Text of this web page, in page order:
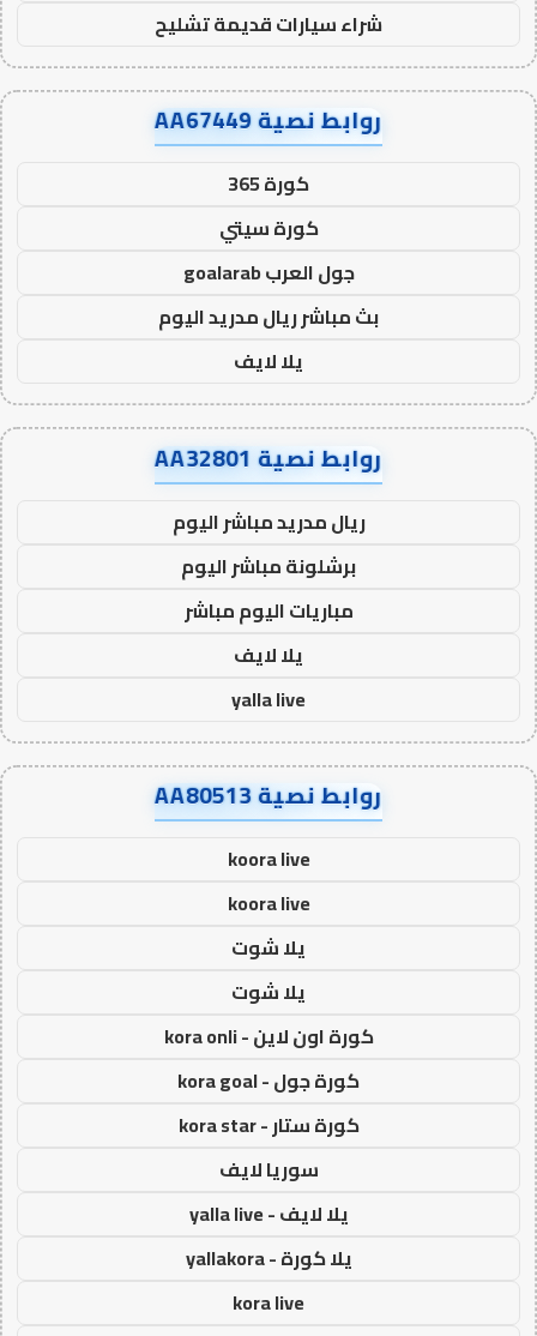
شراء سيارات قديمة تشليح
روابط نصية AA67449
كورة 365
كورة سيتي
جول العرب goalarab
بث مباشر ريال مدريد اليوم
يلا لايف
روابط نصية AA32801
ريال مدريد مباشر اليوم
برشلونة مباشر اليوم
مباريات اليوم مباشر
يلا لايف
yalla live
روابط نصية AA80513
koora live
koora live
يلا شوت
يلا شوت
كورة اون لاين - kora onli
كورة جول - kora goal
كورة ستار - kora star
سوريا لايف
يلا لايف - yalla live
يلا كورة - yallakora
kora live